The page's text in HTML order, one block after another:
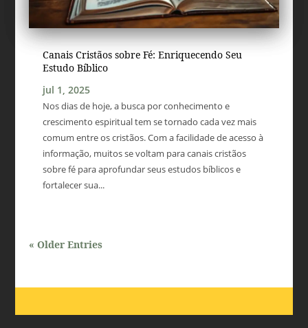
Canais Cristãos sobre Fé: Enriquecendo Seu
Estudo Bíblico
jul 1, 2025
Nos dias de hoje, a busca por conhecimento e
crescimento espiritual tem se tornado cada vez mais
comum entre os cristãos. Com a facilidade de acesso à
informação, muitos se voltam para canais cristãos
sobre fé para aprofundar seus estudos bíblicos e
fortalecer sua...
« Older Entries